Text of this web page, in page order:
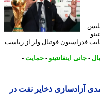
فوتبال ولز از ریاست
جانی اینفانتینو-حمایت-
ذخایر نفت در